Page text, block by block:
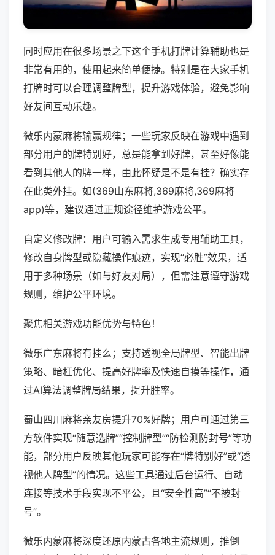
同时应用在很多场景之下这个手机打牌计算辅助也是
非常有用的，使用起来简单便捷。特别是在大家手机
打牌时可以合理调整牌型，提升游戏体验，避免影响
好友间互动乐趣。
微乐内蒙麻将输赢规律；一些玩家反映在游戏中遇到
部分用户的牌特别好，总是能拿到好牌，甚至好像能
看到其他人的牌一样，由此怀疑是不是有挂？确实存
在此类外挂。如(369山东麻将,369麻将,369麻将
app)等，建议通过正规途径维护游戏公平。
自定义修改牌：用户可输入需求生成专用辅助工具，
修改自身牌型或隐藏操作痕迹，实现“必胜”效果，适
用于多种场景（如与好友对局），但需注意遵守游戏
规则，维护公平环境。
聚焦相关游戏功能优势与特色！
微乐广东麻将有挂么；支持透视全局牌型、智能出牌
策略、暗杠优化、提高好牌率及快速自摸等操作，通
过AI算法调整牌局结果，提升胜率。
蜀山四川麻将亲友房提升70%好牌；用户可通过第三
方软件实现“随意选牌”“控制牌型”“防检测防封号”等功
能，部分用户反映其他玩家可能存在“牌特别好”或“透
视他人牌型”的情况。这些工具通过后台运行、自动
连接等技术手段实现不平公，且“安全性高”“不被封
号”。
微乐内蒙麻将深度还原内蒙古各地主流规则，推倒